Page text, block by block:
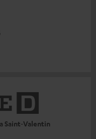
Saint‑Valentin